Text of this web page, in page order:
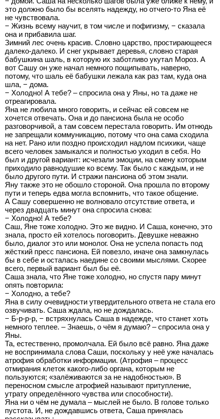
это должно было бы вселять надежду, но отчего-то Яна её
не чувствовала.
− Жизнь всему научит, в том числе и пофигизму, − сказала
она и прибавила шаг.
Зимний лес очень красив. Словно царство, простирающееся
далеко-далеко. И снег укрывает деревья, словно старая
бабушкина шаль, в которую их заботливо укутал Мороз. А
вот Сашу он уже начал немного пощипывать, наверно,
потому, что шаль её бабушки лежала как раз там, куда она
шла, − дома.
− Холодно! А тебе? – спросила она у Яны, но та даже не
отреагировала.
Яна не любила много говорить, и сейчас ей совсем не
хочется отвечать. Она и до пансиона была не особо
разговорчивой, а там совсем перестала говорить. Им отнюдь
не запрещали коммуникацию, потому что она сама сходила
на нет. Рано или поздно происходил надлом психики, чаще
всего человек замыкался и полностью уходил в себя. Но
был и другой вариант: исчезали эмоции, на смену которым
приходило равнодушие ко всему. Так было с каждым, и не
было другого пути. И стражи пансиона об этом знали.
Яну также это не обошло стороной. Она прошла по второму
пути и теперь едва могла вспомнить, что такое общение.
А Сашу совершенно не волновало отсутствие ответа, и
через двадцать минут она спросила снова:
− Холодно! А тебе?
Саш, Яне тоже холодно. Это же видно. И Саша, конечно, это
знала, просто ей хотелось поговорить. Девушке неважно
было, диалог это или монолог. Она не успела попасть под
жёсткий пресс пансиона. Ей повезло, иначе она замкнулась
бы в себе и осталась наедине со своими мыслями. Скорее
всего, первый вариант был бы её.
Саша знала, что Яне тоже холодно, но спустя пару минут
опять повторила:
− Холодно, а тебе?
Яна в силу очевидности утвердительного ответа не стала его
озвучивать. Саша ждала, но не дождалась.
− Б-р-р-р, − встряхнулась Саша в надежде, что станет хоть
немного теплее. – Знаешь, о чём я думаю? – спросила она у
Яны.
Та, естественно, промолчала. Ей было всё равно. Яна даже
не воспринимала слова Саши, поскольку у неё уже началась
атрофия обработки информации. (Атрофия – процесс
отмирания клеток какого-либо органа, которым не
пользуются; «залёживаются за не надобностью». В
переносном смысле атрофией называют притупление,
утрату определённого чувства или способности).
Яна ни о чём не думала – мыслей не было. В голове только
пустота. И, не дождавшись ответа, Саша принялась